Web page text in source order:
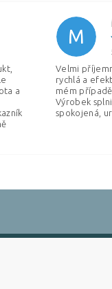
a
M
Velmi
rychlá a
mém
Výrobek
spokojená,